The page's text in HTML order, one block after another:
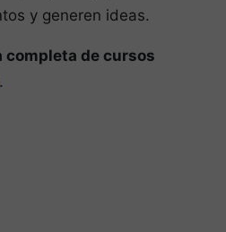
y generen ideas.
completa de cursos
.